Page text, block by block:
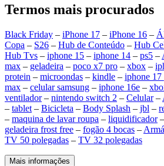
Termos mais procurados
Black Friday – iPhone 17 – iPhone 16 –
Copa – S26 – Hub de Conteúdo – Hub
Hub Tvs – iphone 15 – iphone 14 – ps5 –
max – geladeira – poco x7 pro – xbox –
protein – microondas – kindle – iphone 17
max – celular samsung – iphone 16e –
ventilador– nintendo switch 2 – Celular–
– tablet – Bicicleta – Body Splash – jbl –
– maquina de lavar roupa – liquidificador–
geladeira frost free – fogão 4 bocas –
TV 50 polegadas – TV 32 polegadas
Mais informações